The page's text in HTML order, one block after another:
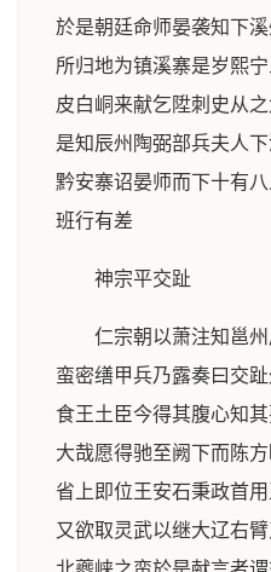
於是朝廷命师晏袭知下
所归地为镇溪寨是岁熙
皮白峒来献乞陞刺史从
是知辰州陶弼部兵夫人
黔安寨诏晏师而下十有
班行有差
神宗平交趾
仁宗朝以萧注知邕
蛮密缮甲兵乃露奏曰交
食王土臣今得其腹心知
大哉愿得驰至阙下而陈
省上即位王安石秉政首
又欲取灵武以继大辽右